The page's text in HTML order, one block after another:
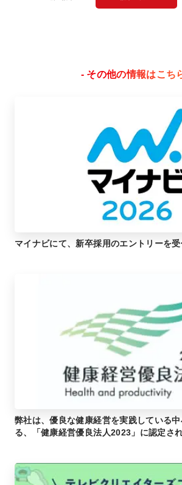
- その他の情報はこち
マイナビにて、新卒採用のエントリーを受
弊社は、優良な健康経営を実践している
る、「健康経営優良法人2023」に認定され